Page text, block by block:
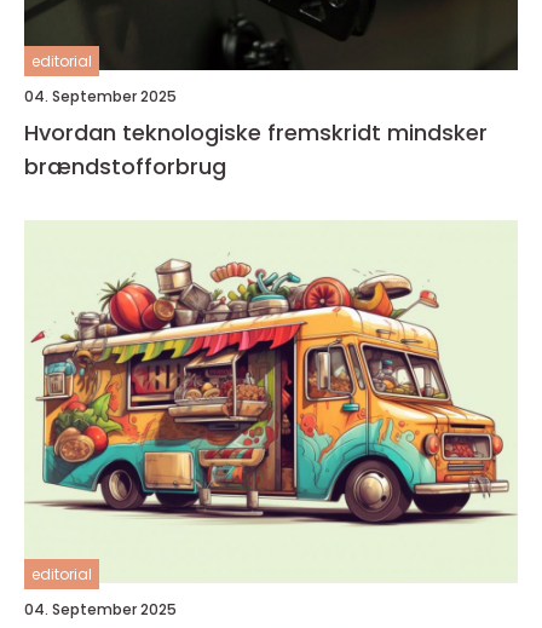
editorial
04. September 2025
Hvordan teknologiske fremskridt mindsker
brændstofforbrug
editorial
04. September 2025